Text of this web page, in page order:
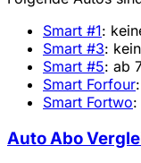
Smart #1:
Smart #3:
Smart #5: ab
Smart Forfour
Smart Fortwo:
Auto Abo